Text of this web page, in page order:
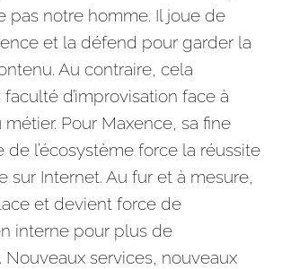
pas notre homme. Il joue de
et la défend pour garder la
Au contraire, cela
d’improvisation face à
métier. Pour Maxence, sa fine
de l’écosystème force la réussite
sur Internet. Au fur et à mesure,
et devient force de
interne pour plus de
Nouveaux services, nouveaux